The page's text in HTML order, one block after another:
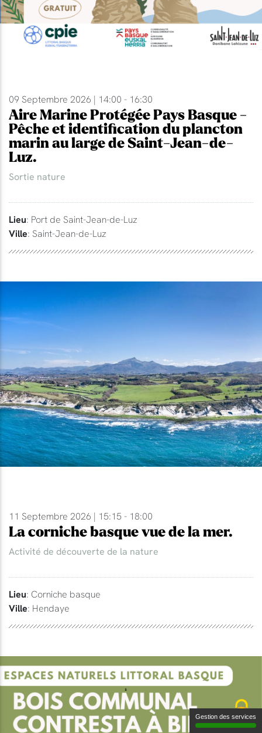
09 Septembre 2026 | 14:00 - 16:30
Aire Marine Protégée Pays Basque -
Pêche et identification du plancton
marin au large de Saint-Jean-de-
Luz.
Sortie nature
Lieu: Port de Saint-Jean-de-Luz
Ville: Saint-Jean-de-Luz
11 Septembre 2026 | 15:15 - 18:00
La corniche basque vue de la mer.
Activité de découverte de la nature
Lieu: Corniche basque
Ville: Hendaye
Gestion des services